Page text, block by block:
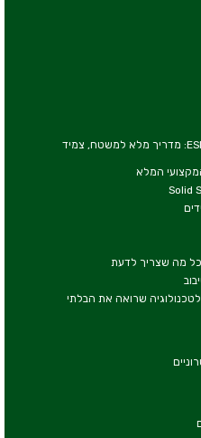
איך מקימים עמדת עבודה מוגנת ESD: מדריך מלא למשטח, צמיד
המלא
מה שצריך לדעת
שרואה את הבלתי